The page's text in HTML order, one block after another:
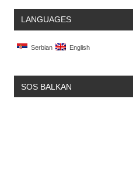
LANGUAGES
Serbian English
SOS BALKAN